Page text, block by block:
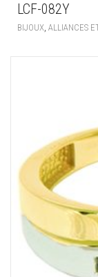
LCF-082Y
BIJOUX, ALLIANCES